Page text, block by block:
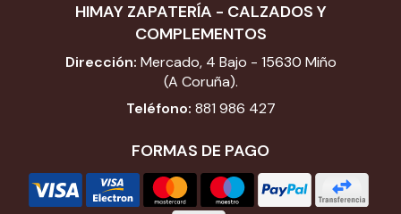
HIMAY ZAPATERÍA - CALZADOS Y
COMPLEMENTOS
Dirección: Mercado, 4 Bajo - 15630 Miño
(A Coruña).
Teléfono: 881 986 427
FORMAS DE PAGO